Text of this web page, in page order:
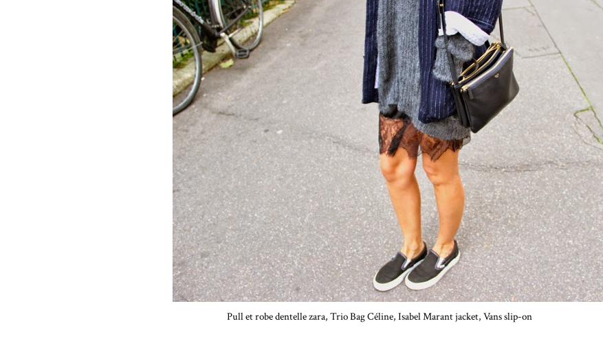
Pull et robe dentelle zara, Trio Bag Céline, Isabel Marant jacket, Vans slip-on